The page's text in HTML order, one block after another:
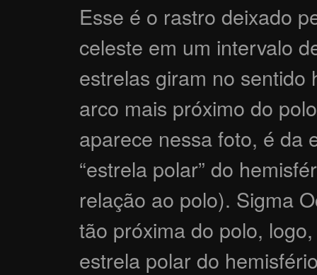
Esse é o rastro deixado
celeste em um intervalo
estrelas giram no sentido
arco mais próximo do
aparece nessa foto, é da
“estrela polar” do
relação ao polo). Sigma
tão próxima do polo,
estrela polar do